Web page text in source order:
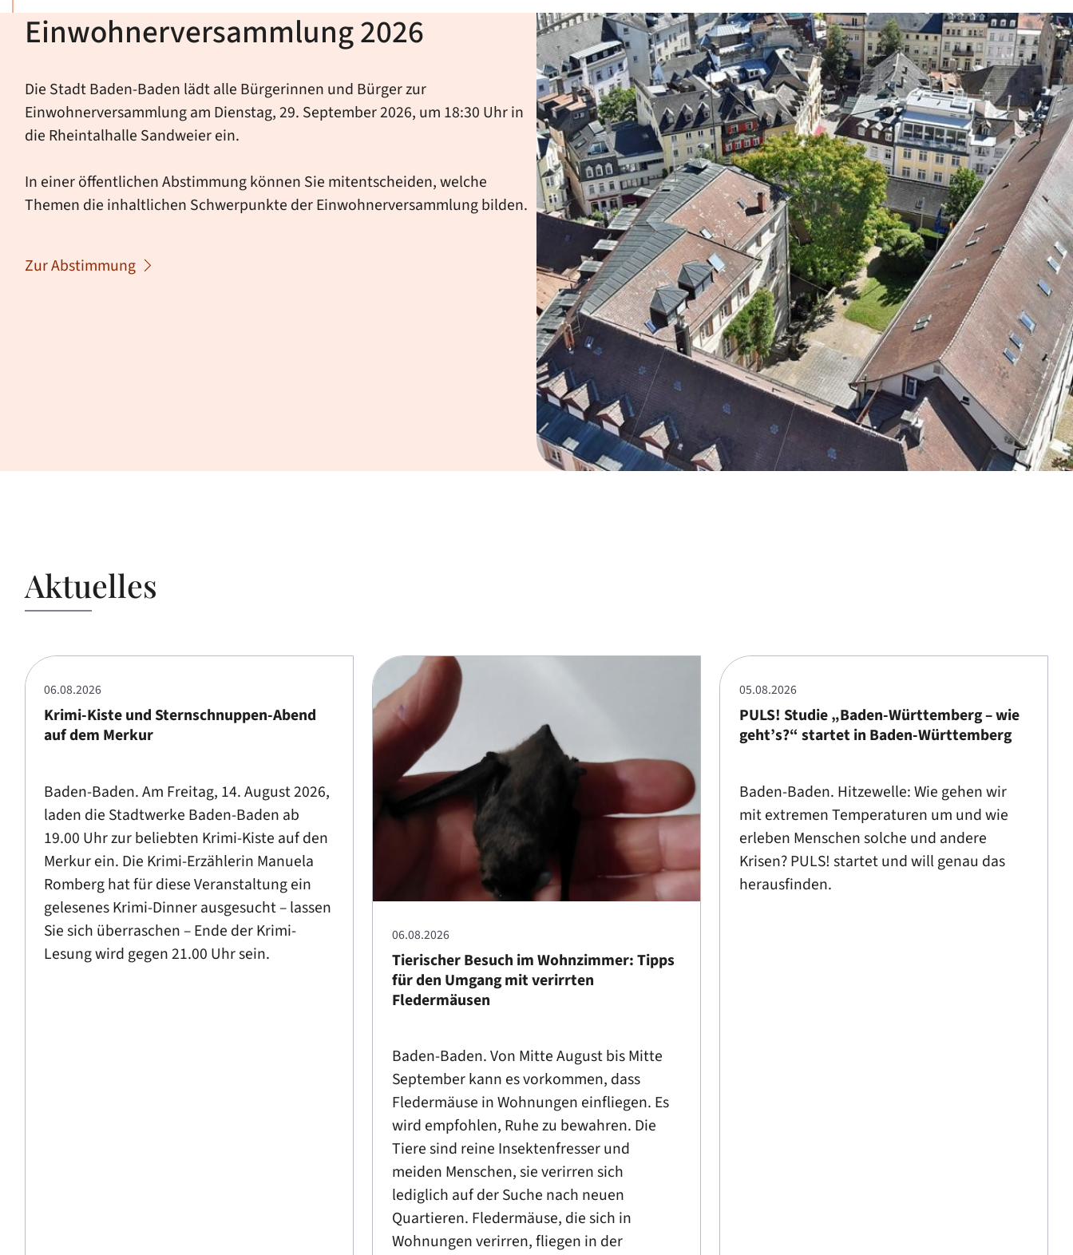
Einwohnerversammlung 2026
Die Stadt Baden-Baden lädt alle Bürgerinnen und Bürger zur
Einwohnerversammlung am Dienstag, 29. September 2026, um 18:30 Uhr in
die Rheintalhalle Sandweier ein.
In einer öffentlichen Abstimmung können Sie mitentscheiden, welche
Themen die inhaltlichen Schwerpunkte der Einwohnerversammlung bilden.
Zur Abstimmung
Aktuelles
06.08.2026
Krimi-Kiste und Sternschnuppen-Abend
auf dem Merkur
Baden-Baden. Am Freitag, 14. August 2026,
laden die Stadtwerke Baden-Baden ab
19.00 Uhr zur beliebten Krimi-Kiste auf den
Merkur ein. Die Krimi-Erzählerin Manuela
Romberg hat für diese Veranstaltung ein
gelesenes Krimi-Dinner ausgesucht – lassen
Sie sich überraschen – Ende der Krimi-
Lesung wird gegen 21.00 Uhr sein.
06.08.2026
Tierischer Besuch im Wohnzimmer: Tipps
für den Umgang mit verirrten
Fledermäusen
Baden-Baden. Von Mitte August bis Mitte
September kann es vorkommen, dass
Fledermäuse in Wohnungen einfliegen. Es
wird empfohlen, Ruhe zu bewahren. Die
Tiere sind reine Insektenfresser und
meiden Menschen, sie verirren sich
lediglich auf der Suche nach neuen
Quartieren. Fledermäuse, die sich in
Wohnungen verirren, fliegen in der
05.08.2026
PULS! Studie „Baden-Württemberg – wie
geht’s?“ startet in Baden-Württemberg
Baden-Baden. Hitzewelle: Wie gehen wir
mit extremen Temperaturen um und wie
erleben Menschen solche und andere
Krisen? PULS! startet und will genau das
herausfinden.